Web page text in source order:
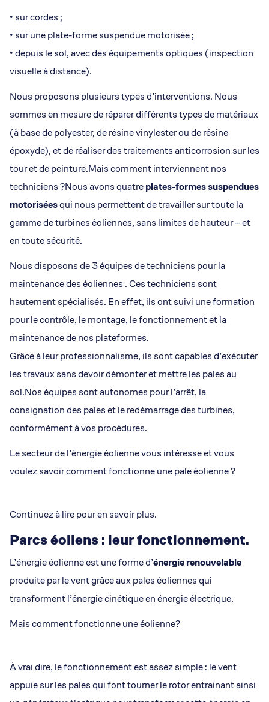
• sur cordes ;
• sur une plate-forme suspendue motorisée ;
• depuis le sol, avec des équipements optiques (inspection
visuelle à distance).
Nous proposons plusieurs types d’interventions. Nous
sommes en mesure de réparer différents types de matériaux
(à base de polyester, de résine vinylester ou de résine
époxyde), et de réaliser des traitements anticorrosion sur les
tour et de peinture.Mais comment interviennent nos
techniciens ?Nous avons quatreplates-formes suspendues
motoriséesqui nous permettent de travailler sur toute la
gamme de turbines éoliennes, sans limites de hauteur – et
en toute sécurité.
Nous disposons de 3 équipes de techniciens pour la
maintenance des éoliennes . Ces techniciens sont
hautement spécialisés. En effet, ils ont suivi une formation
pour le contrôle, le montage, le fonctionnement et la
maintenance de nos plateformes.
Grâce à leur professionnalisme, ils sont capables d’exécuter
les travaux sans devoir démonter et mettre les pales au
sol.Nos équipes sont autonomes pour l’arrêt, la
consignation des pales et le redémarrage des turbines,
conformément à vos procédures.
Le secteur de l’énergie éolienne vous intéresse et vous
voulez savoir comment fonctionne une pale éolienne ?
Continuez à lire pour en savoir plus.
Parcs éoliens : leur fonctionnement.
L’énergie éolienne est une forme d’énergie renouvelable
produite par le vent grâce aux pales éoliennes qui
transforment l’énergie cinétique en énergie électrique.
Mais comment fonctionne une éolienne?
À vrai dire, le fonctionnement est assez simple : le vent
appuie sur les pales qui font tourner le rotor entrainant ainsi